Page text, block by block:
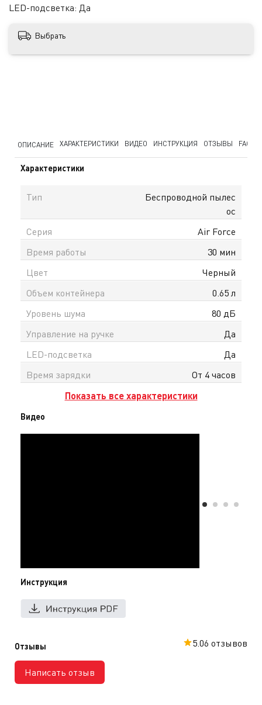
LED-подсветка: Да
Выбрать
ОПИСАНИЕ ХАРАКТЕРИСТИКИ ВИДЕО ИНСТРУКЦИЯ ОТЗЫВЫ FAQ
Характеристики
Тип
Беспроводной пылес
ос
Серия
Air Force
Время работы
30 мин
Цвет
Черный
Объем контейнера
0.65 л
Уровень шума
80 дБ
Управление на ручке
Да
LED-подсветка
Да
Время зарядки
От 4 часов
Показать все характеристики
Видео
Инструкция
Отзывы
Написать отзыв
5.06 отзывов